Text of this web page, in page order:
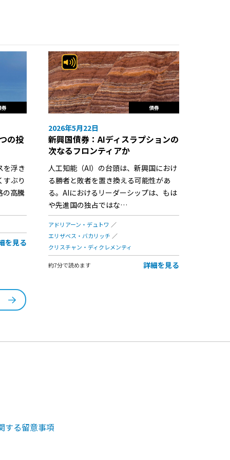
券
の投
を浮き
すぶり
の高騰
を見る
債券
2026年5月22日
新興国債券：AIディスラプションの
次なるフロンティアか
人工知能（AI）の台頭は、新興国におけ
る勝者と敗者を置き換える可能性があ
る。AIにおけるリーダーシップは、もは
や先進国の独占ではな…
アドリアーン・デュトワ
エリザベス・バカリッチ
クリスチャン・ディクレメンティ
約7分で読めます 詳細を見る
する留意事項